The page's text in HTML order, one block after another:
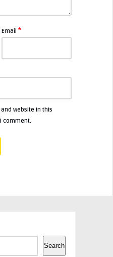
Email*
website in this
comment.
Search